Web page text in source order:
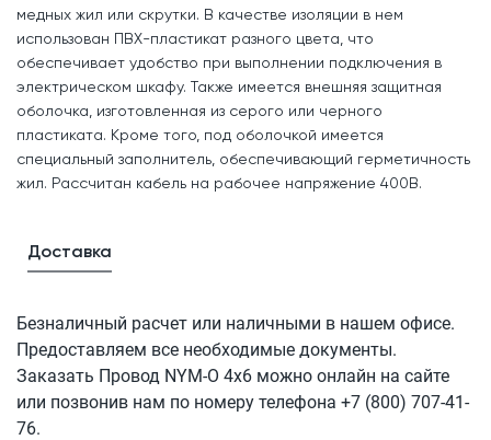
медных жил или скрутки. В качестве изоляции в нем
использован ПВХ-пластикат разного цвета, что
обеспечивает удобство при выполнении подключения в
электрическом шкафу. Также имеется внешняя защитная
оболочка, изготовленная из серого или черного
пластиката. Кроме того, под оболочкой имеется
специальный заполнитель, обеспечивающий герметичность
жил. Рассчитан кабель на рабочее напряжение 400В.
Доставка
Безналичный расчет или наличными в нашем офисе.
Предоставляем все необходимые документы.
Заказать Провод NYM-O 4x6 можно онлайн на сайте
или позвонив нам по номеру телефона +7 (800) 707-41-
76.